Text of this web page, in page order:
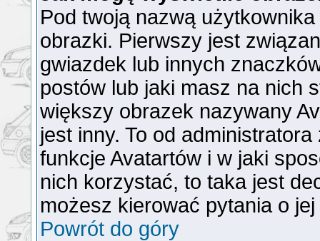
Pod twoją nazwą
obrazki. Pierwszy jest
gwiazdek lub innych
postów lub jaki masz na nich
większy obrazek nazywany
jest inny. To od
funkcje Avatartów i w jaki
nich korzystać, to taka jest
możesz kierować pytania o
Powrót do góry